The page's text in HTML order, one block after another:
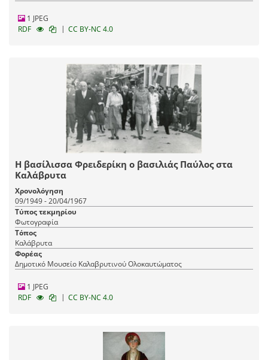
1 JPEG
RDF
| CC BY-NC 4.0
Η βασίλισσα Φρειδερίκη ο βασιλιάς Παύλος στα
Καλάβρυτα
Χρονολόγηση
09/1949 - 20/04/1967
Τύπος τεκμηρίου
Φωτογραφία
Τόπος
Καλάβρυτα
Φορέας
Δημοτικό Μουσείο Καλαβρυτινού Ολοκαυτώματος
1 JPEG
RDF
| CC BY-NC 4.0